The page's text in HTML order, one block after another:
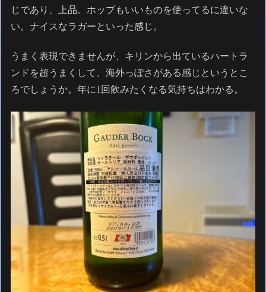
じであり、上品。ホップもいいものを使ってるに違いな
い。ナイスなラガーといった感じ。
うまく表現できませんが、キリンから出ているハートラ
ンドを超うまくして、海外っぽさがある感じというとこ
ろでしょうか。年に1回飲みたくなる気持ちはわかる。